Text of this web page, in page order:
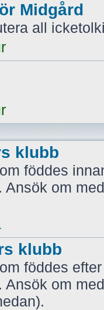
Midgård
all
klubb
föddes
Ansök om
klubb
föddes
Ansök om